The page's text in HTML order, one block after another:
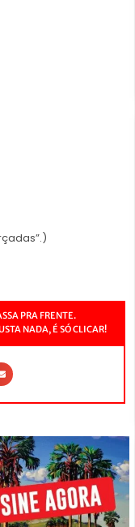
PRA FRENTE.
NADA, É SÓ CLICAR!